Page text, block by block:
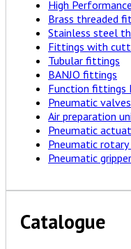
High
Brass threaded
Stainless steel
Fittings with
Tubular fittings
BANJO fittings
Function fittings
Pneumatic valves
Air preparation
Pneumatic
Pneumatic
Pneumatic
Catalogue